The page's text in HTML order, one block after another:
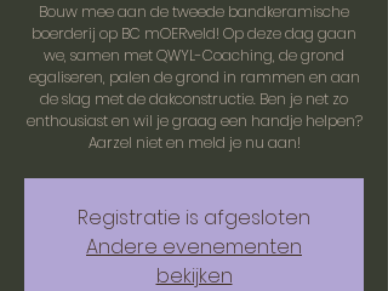
Bouw mee aan de tweede bandkeramische
boerderij op BC mOERveld! Op deze dag gaan
we, samen met QWYL-Coaching, de grond
egaliseren, palen de grond in rammen en aan
de slag met de dakconstructie. Ben je net zo
enthousiast en wil je graag een handje helpen?
Aarzel niet en meld je nu aan!
Registratie is afgesloten
Andere evenementen
bekijken